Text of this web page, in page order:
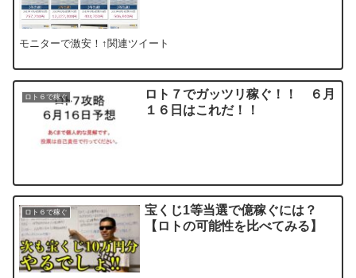
モニターで激安！↑関連ツイート
ロト６で稼ぐ
ロト７でガッツリ稼ぐ！！ ６月
１６日はこれだ！！
ロト６で稼ぐ
宝くじ1等当選で億稼ぐには？
【ロトの可能性を比べてみる】